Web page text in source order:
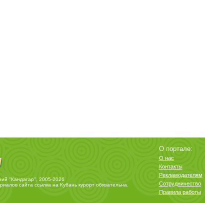
"Кандагар", 2005-2026
сайта ссылка на Кубань курортобязательна.
О портале:
О нас
Контакты
Рекламодателям
Сотрудничество
Правила работы